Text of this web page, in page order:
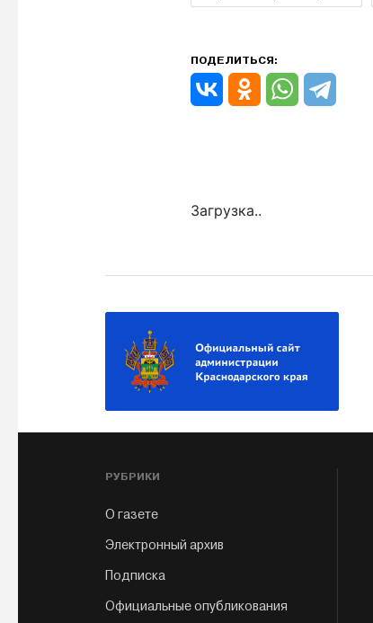
ПОДЕЛИТЬСЯ:
Загрузка..
РУБРИКИ
О газете
Электронный архив
Подписка
Официальные опубликования